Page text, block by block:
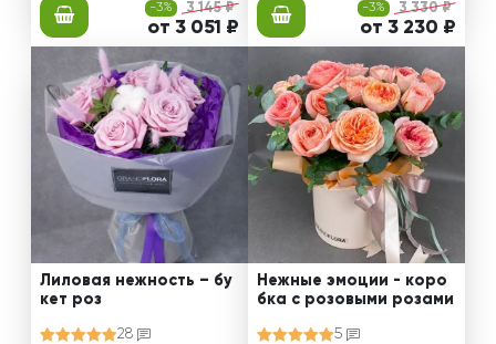
-3% 3 145 ₽
от 3 051 ₽
-3% 3 330 ₽
от 3 230 ₽
Лиловая нежность – бу
кет роз
28
Нежные эмоции - коро
бка с розовыми розами
5